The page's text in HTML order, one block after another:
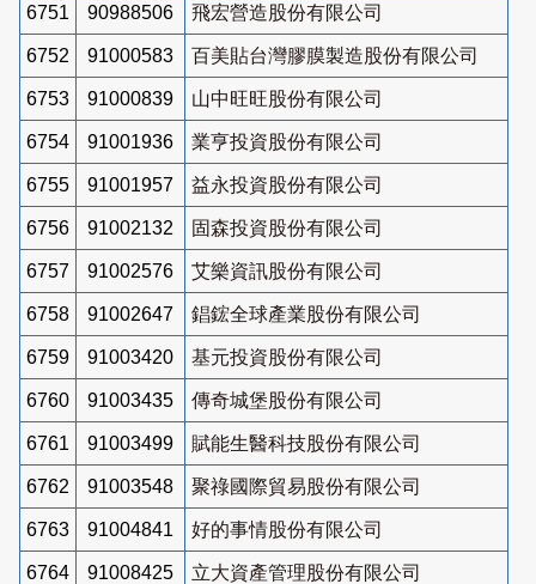
6751 90988506 飛宏營造股份有限公司
6752 91000583 百美貼台灣膠膜製造股份有限公司
6753 91000839 山中旺旺股份有限公司
6754 91001936 業亨投資股份有限公司
6755 91001957 益永投資股份有限公司
6756 91002132 固森投資股份有限公司
6757 91002576 艾樂資訊股份有限公司
6758 91002647 錩鋐全球產業股份有限公司
6759 91003420 基元投資股份有限公司
6760 91003435 傳奇城堡股份有限公司
6761 91003499 賦能生醫科技股份有限公司
6762 91003548 聚祿國際貿易股份有限公司
6763 91004841 好的事情股份有限公司
6764 91008425 立大資產管理股份有限公司